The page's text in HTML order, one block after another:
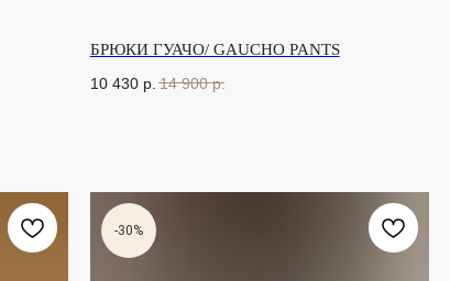
БРЮКИ ГУАЧО/ GAUCHO PANTS
10 430 р. 14 900 р.
-30%